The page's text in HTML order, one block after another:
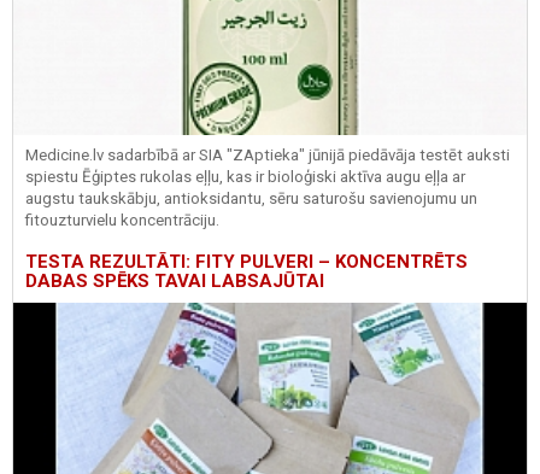
Medicine.lv sadarbībā ar SIA "ZAptieka" jūnijā piedāvāja testēt auksti
spiestu Ēģiptes rukolas eļļu, kas ir bioloģiski aktīva augu eļļa ar
augstu taukskābju, antioksidantu, sēru saturošu savienojumu un
fitouzturvielu koncentrāciju.
TESTA REZULTĀTI: FITY PULVERI – KONCENTRĒTS
DABAS SPĒKS TAVAI LABSAJŪTAI